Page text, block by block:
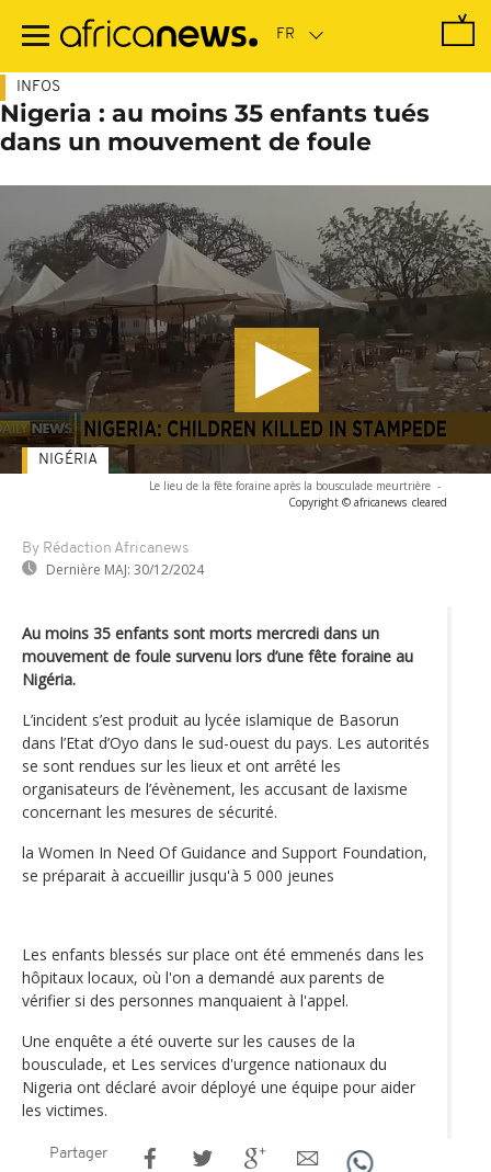
contenu
INFOS
Nigeria : au moins 35 enfants tués
dans un mouvement de foule
Le lieu de la fête foraine après la bousculade meurtrière -
Copyright © africanews cleared
By Rédaction Africanews
Dernière MAJ: 30/12/2024
NIGÉRIA
Au moins 35 enfants sont morts mercredi dans un
mouvement de foule survenu lors d’une fête foraine au
Nigéria.
L’incident s’est produit au lycée islamique de Basorun
dans l’Etat d’Oyo dans le sud-ouest du pays. Les autorités
se sont rendues sur les lieux et ont arrêté les
organisateurs de l’évènement, les accusant de laxisme
concernant les mesures de sécurité.
la Women In Need Of Guidance and Support Foundation,
se préparait à accueillir jusqu'à 5 000 jeunes
Les enfants blessés sur place ont été emmenés dans les
hôpitaux locaux, où l'on a demandé aux parents de
vérifier si des personnes manquaient à l'appel.
Une enquête a été ouverte sur les causes de la
bousculade, et Les services d'urgence nationaux du
Nigeria ont déclaré avoir déployé une équipe pour aider
les victimes.
Partager